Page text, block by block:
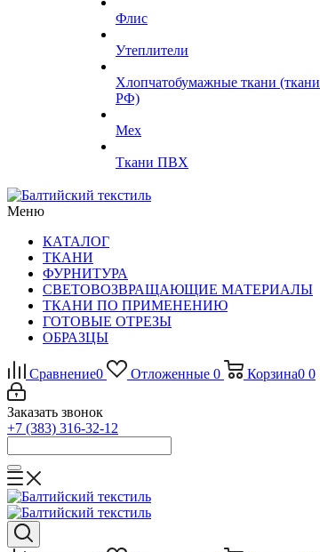
Флис
Утеплители
Хлопчатобумажные ткани (ткани
РФ)
Мех
Ткани ПВХ
Меню
КАТАЛОГ
ТКАНИ
ФУРНИТУРА
СВЕТОВОЗВРАЩАЮЩИЕ МАТЕРИАЛЫ
ТКАНИ ПО ПРИМЕНЕНИЮ
ГОТОВЫЕ ОТРЕЗЫ
ОБРАЗЦЫ
Сравнение0 Отложенные 0 Корзина0 0
Заказать звонок
+7 (383) 316-32-12